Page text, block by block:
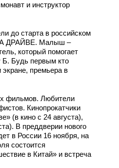
и инструктор
до старта в российском
ДРАЙВЕ. Малыш –
который помогает
Б. Будь первым кто
премьера в
фильмов. Любители
Кинопрокатчики
(в кино с 24 августа),
В преддверии нового
в России 16 ноября, на
состоится
в Китай» и встреча